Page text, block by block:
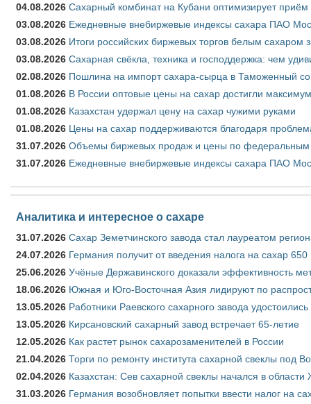
04.08.2026 Сахарный комбинат на Кубани оптимизирует приём
03.08.2026 Ежедневные внебиржевые индексы сахара ПАО
03.08.2026 Итоги российских биржевых торгов белым сахаром
03.08.2026 Сахарная свёкла, техника и господдержка: чем
02.08.2026 Пошлина на импорт сахара-сырца в Таможенный
01.08.2026 В России оптовые цены на сахар достигли
01.08.2026 Казахстан удержал цену на сахар чужими руками
01.08.2026 Цены на сахар поддерживаются благодаря
31.07.2026 Объемы биржевых продаж и цены по федеральным
31.07.2026 Ежедневные внебиржевые индексы сахара ПАО
Аналитика и интересное о сахаре
31.07.2026 Сахар Земетчинского завода стал лауреатом
24.07.2026 Германия получит от введения налога на сахар
25.06.2026 Учёные Державинского доказали эффективность
18.06.2026 Южная и Юго-Восточная Азия лидируют по
13.05.2026 Работники Раевского сахарного завода удостоились
13.05.2026 Кирсановский сахарный завод встречает 65-летие
12.05.2026 Как растет рынок сахарозаменителей в России
21.04.2026 Торги по ремонту института сахарной свеклы под
02.04.2026 Казахстан: Сев сахарной свеклы начался в области
31.03.2026 Германия возобновляет попытки ввести налог на